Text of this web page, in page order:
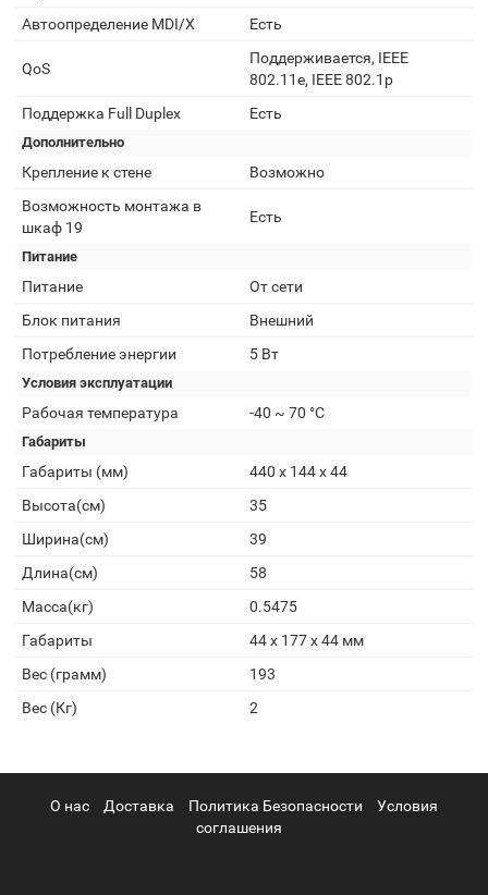
Автоопределение MDI/X Есть
QoS
Поддерживается, IEEE
802.11e, IEEE 802.1p
Поддержка Full Duplex
Есть
Дополнительно
Крепление к стене
Возможно
Возможность монтажа в
шкаф 19
Есть
Питание
Питание
От сети
Блок питания
Внешний
Потребление энергии
5 Вт
Условия эксплуатации
Рабочая температура -40 ~ 70 °С
Габариты
Габариты (мм)
440 x 144 x 44
Высота(см)
35
Ширина(см)
39
Длина(см)
58
Масса(кг)
0.5475
Габариты
44 х 177 х 44 мм
Вес (грамм)
193
Вес (Кг)
2
О нас Доставка Политика Безопасности
Условия
соглашения